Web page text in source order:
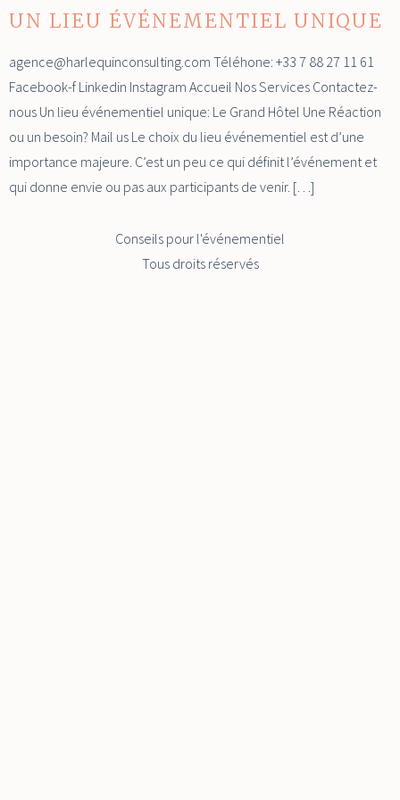
UN LIEU ÉVÉNEMENTIEL UNIQUE
agence@harlequinconsulting.com Téléhone: +33 7 88 27 11 61
Facebook-f Linkedin Instagram Accueil Nos Services Contactez-
nous Un lieu événementiel unique: Le Grand Hôtel Une Réaction
ou un besoin? Mail us Le choix du lieu événementiel est d’une
importance majeure. C’est un peu ce qui définit l’événement et
qui donne envie ou pas aux participants de venir. […]
Conseils pour l'événementiel
Tous droits réservés